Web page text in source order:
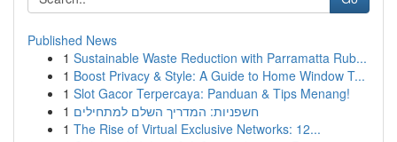
Published News
1 Sustainable Waste Reduction with Parramatta Rub...
1 Boost Privacy & Style: A Guide to Home Window T...
1 Slot Gacor Terpercaya: Panduan & Tips Menang!
1 חשפניות: המדריך השלם למתחילים
1 The Rise of Virtual Exclusive Networks: 12...